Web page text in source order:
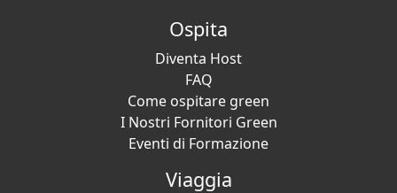
Ospita
Diventa Host
FAQ
Come ospitare green
I Nostri Fornitori Green
Eventi di Formazione
Viaggia